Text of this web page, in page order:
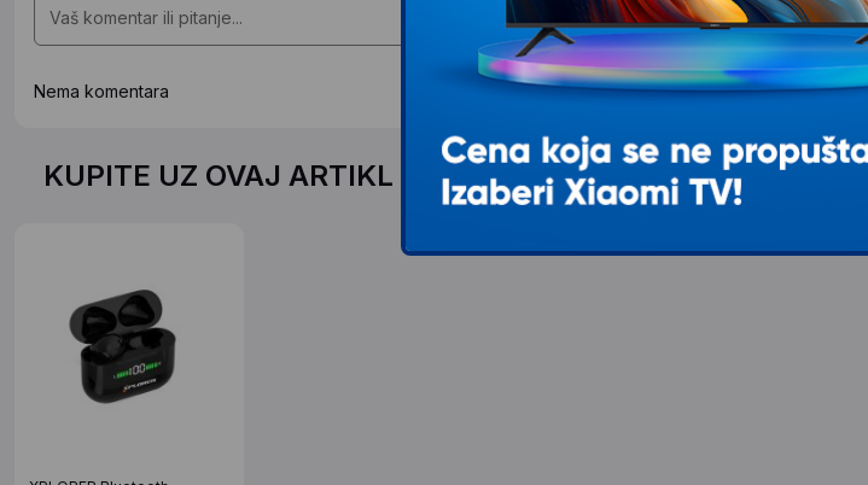
Nema komentara
KUPITE UZ OVAJ ARTIKL PO SPECIJALNOJ CENI